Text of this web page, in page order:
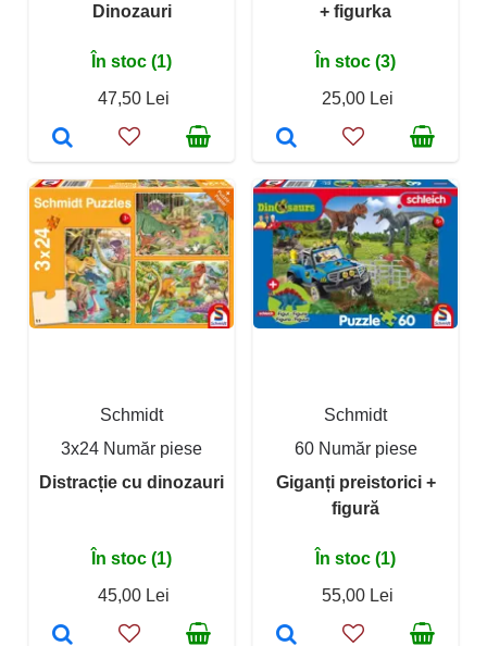
Dinozauri
În stoc (1)
47,50 Lei
+ figurka
În stoc (3)
25,00 Lei
Schmidt
3x24 Număr piese
Distracție cu dinozauri
În stoc (1)
45,00 Lei
Schmidt
60 Număr piese
Giganți preistorici +
figură
În stoc (1)
55,00 Lei